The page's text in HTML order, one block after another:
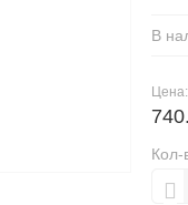
В
Цена:
Кол-